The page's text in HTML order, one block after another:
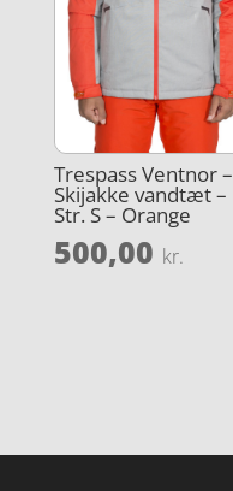
Trespass Ventnor –
Skijakke vandtæt –
Str. S – Orange
500,00 kr.